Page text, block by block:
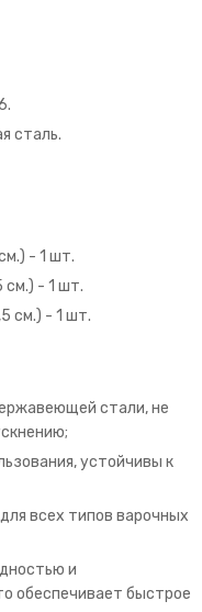
сталь.
- 1 шт.
см.) - 1 шт.
см.) - 1 шт.
стали, не
устойчивы к
всех типов варочных
и
обеспечивает быстрое